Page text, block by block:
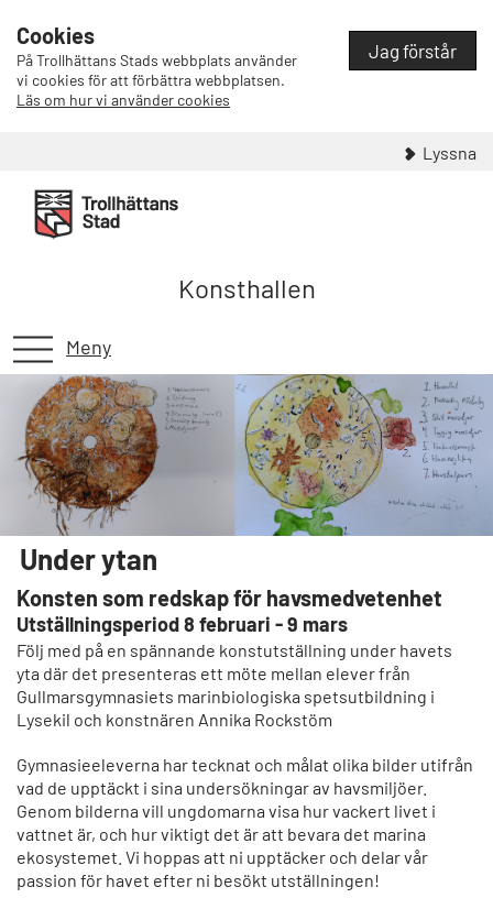
Cookies
På Trollhättans Stads webbplats använder
vi cookies för att förbättra webbplatsen.
Läs om hur vi använder cookies
Jag förstår
Lyssna
Konsthallen
Meny
Under ytan
Konsten som redskap för havsmedvetenhet
Utställningsperiod 8 februari - 9 mars
Följ med på en spännande konstutställning under havets
yta där det presenteras ett möte mellan elever från
Gullmarsgymnasiets marinbiologiska spetsutbildning i
Lysekil och konstnären Annika Rockstöm
Gymnasieeleverna har tecknat och målat olika bilder utifrån
vad de upptäckt i sina undersökningar av havsmiljöer.
Genom bilderna vill ungdomarna visa hur vackert livet i
vattnet är, och hur viktigt det är att bevara det marina
ekosystemet. Vi hoppas att ni upptäcker och delar vår
passion för havet efter ni besökt utställningen!